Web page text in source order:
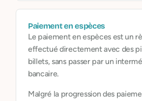
l’utilise impact l’environnement.
les structures qui placent la
l’environnement au cœur de leur
agriculture durable, mobilité bas
recyclage, efficacité
conception, etc. Nous mettons à
transparents, et alignés avec leur
Paiement en espèces
Le paiement en espèces est un
effectué directement avec des
billets, sans passer par un
bancaire.
Malgré la progression des